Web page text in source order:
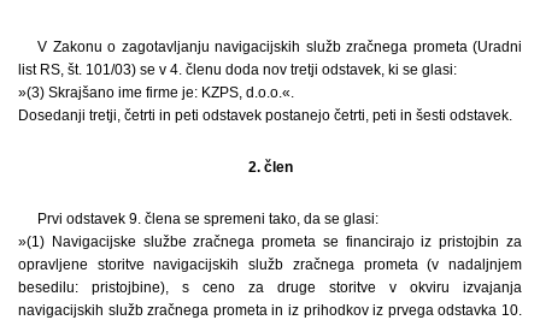
V Zakonu o zagotavljanju navigacijskih služb zračnega prometa (Uradni
list RS, št. 101/03) se v 4. členu doda nov tretji odstavek, ki se glasi:
»(3) Skrajšano ime firme je: KZPS, d.o.o.«.
Dosedanji tretji, četrti in peti odstavek postanejo četrti, peti in šesti odstavek.
2. člen
Prvi odstavek 9. člena se spremeni tako, da se glasi:
»(1) Navigacijske službe zračnega prometa se financirajo iz pristojbin za
opravljene storitve navigacijskih služb zračnega prometa (v nadaljnjem
besedilu: pristojbine), s ceno za druge storitve v okviru izvajanja
navigacijskih služb zračnega prometa in iz prihodkov iz prvega odstavka 10.